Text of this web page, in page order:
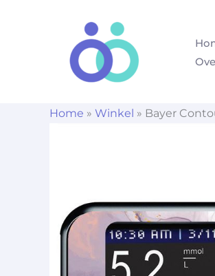
Home » Winkel » Bayer